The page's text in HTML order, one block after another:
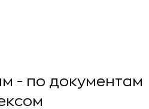
- по документам